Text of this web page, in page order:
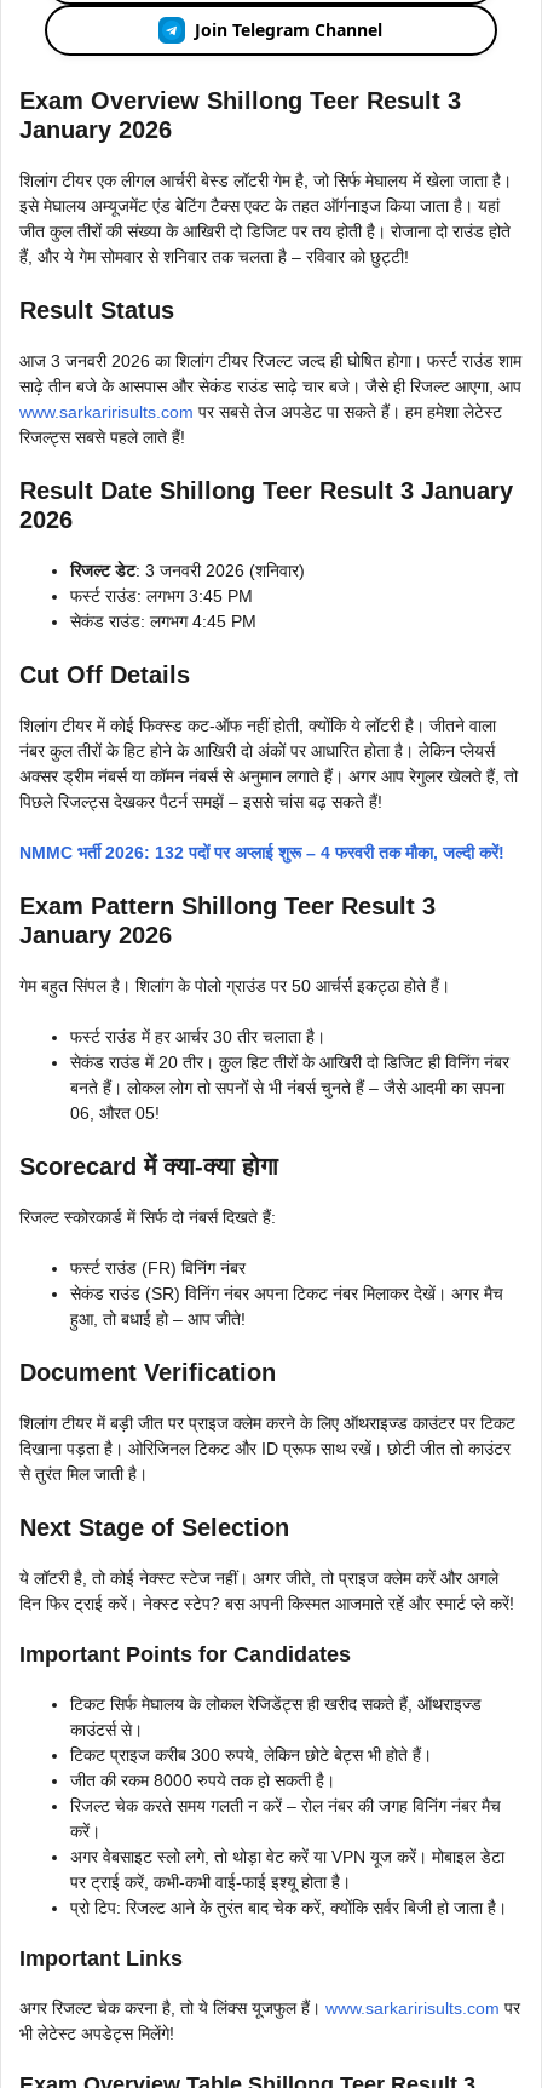
Join Telegram Channel
Exam Overview Shillong Teer Result 3
January 2026
शिलांग टीयर एक लीगल आर्चरी बेस्ड लॉटरी गेम है, जो सिर्फ मेघालय में खेला जाता है।
इसे मेघालय अम्यूजमेंट एंड बेटिंग टैक्स एक्ट के तहत ऑर्गनाइज किया जाता है। यहां
जीत कुल तीरों की संख्या के आखिरी दो डिजिट पर तय होती है। रोजाना दो राउंड होते
हैं, और ये गेम सोमवार से शनिवार तक चलता है – रविवार को छुट्टी!
Result Status
आज 3 जनवरी 2026 का शिलांग टीयर रिजल्ट जल्द ही घोषित होगा। फर्स्ट राउंड शाम
साढ़े तीन बजे के आसपास और सेकंड राउंड साढ़े चार बजे। जैसे ही रिजल्ट आएगा, आप
www.sarkaririsults.com पर सबसे तेज अपडेट पा सकते हैं। हम हमेशा लेटेस्ट
रिजल्ट्स सबसे पहले लाते हैं!
Result Date Shillong Teer Result 3 January
2026
रिजल्ट डेट: 3 जनवरी 2026 (शनिवार)
फर्स्ट राउंड: लगभग 3:45 PM
सेकंड राउंड: लगभग 4:45 PM
Cut Off Details
शिलांग टीयर में कोई फिक्स्ड कट-ऑफ नहीं होती, क्योंकि ये लॉटरी है। जीतने वाला
नंबर कुल तीरों के हिट होने के आखिरी दो अंकों पर आधारित होता है। लेकिन प्लेयर्स
अक्सर ड्रीम नंबर्स या कॉमन नंबर्स से अनुमान लगाते हैं। अगर आप रेगुलर खेलते हैं, तो
पिछले रिजल्ट्स देखकर पैटर्न समझें – इससे चांस बढ़ सकते हैं!
NMMC भर्ती 2026: 132 पदों पर अप्लाई शुरू – 4 फरवरी तक मौका, जल्दी करें!
Exam Pattern Shillong Teer Result 3
January 2026
गेम बहुत सिंपल है। शिलांग के पोलो ग्राउंड पर 50 आर्चर्स इकट्ठा होते हैं।
फर्स्ट राउंड में हर आर्चर 30 तीर चलाता है।
सेकंड राउंड में 20 तीर। कुल हिट तीरों के आखिरी दो डिजिट ही विनिंग नंबर
बनते हैं। लोकल लोग तो सपनों से भी नंबर्स चुनते हैं – जैसे आदमी का सपना
06, औरत 05!
Scorecard में क्या-क्या होगा
रिजल्ट स्कोरकार्ड में सिर्फ दो नंबर्स दिखते हैं:
फर्स्ट राउंड (FR) विनिंग नंबर
सेकंड राउंड (SR) विनिंग नंबर अपना टिकट नंबर मिलाकर देखें। अगर मैच
हुआ, तो बधाई हो – आप जीते!
Document Verification
शिलांग टीयर में बड़ी जीत पर प्राइज क्लेम करने के लिए ऑथराइज्ड काउंटर पर टिकट
दिखाना पड़ता है। ओरिजिनल टिकट और ID प्रूफ साथ रखें। छोटी जीत तो काउंटर
से तुरंत मिल जाती है।
Next Stage of Selection
ये लॉटरी है, तो कोई नेक्स्ट स्टेज नहीं। अगर जीते, तो प्राइज क्लेम करें और अगले
दिन फिर ट्राई करें। नेक्स्ट स्टेप? बस अपनी किस्मत आजमाते रहें और स्मार्ट प्ले करें!
Important Points for Candidates
टिकट सिर्फ मेघालय के लोकल रेजिडेंट्स ही खरीद सकते हैं, ऑथराइज्ड
काउंटर्स से।
टिकट प्राइज करीब 300 रुपये, लेकिन छोटे बेट्स भी होते हैं।
जीत की रकम 8000 रुपये तक हो सकती है।
रिजल्ट चेक करते समय गलती न करें – रोल नंबर की जगह विनिंग नंबर मैच
करें।
अगर वेबसाइट स्लो लगे, तो थोड़ा वेट करें या VPN यूज करें। मोबाइल डेटा
पर ट्राई करें, कभी-कभी वाई-फाई इश्यू होता है।
प्रो टिप: रिजल्ट आने के तुरंत बाद चेक करें, क्योंकि सर्वर बिजी हो जाता है।
Important Links
अगर रिजल्ट चेक करना है, तो ये लिंक्स यूजफुल हैं। www.sarkaririsults.com पर
भी लेटेस्ट अपडेट्स मिलेंगे!